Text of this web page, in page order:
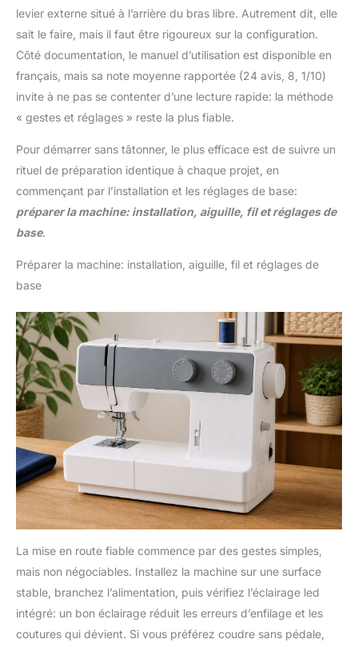
levier externe situé à l’arrière du bras libre. Autrement dit, elle
sait le faire, mais il faut être rigoureux sur la configuration.
Côté documentation, le manuel d’utilisation est disponible en
français, mais sa note moyenne rapportée (24 avis, 8, 1/10)
invite à ne pas se contenter d’une lecture rapide: la méthode
« gestes et réglages » reste la plus fiable.
Pour démarrer sans tâtonner, le plus efficace est de suivre un
rituel de préparation identique à chaque projet, en
commençant par l’installation et les réglages de base:
préparer la machine: installation, aiguille, fil et réglages de
base.
Préparer la machine: installation, aiguille, fil et réglages de
base
La mise en route fiable commence par des gestes simples,
mais non négociables. Installez la machine sur une surface
stable, branchez l’alimentation, puis vérifiez l’éclairage led
intégré: un bon éclairage réduit les erreurs d’enfilage et les
coutures qui dévient. Si vous préférez coudre sans pédale,